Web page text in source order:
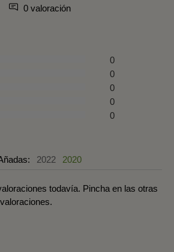
0 valoración
0
0
0
0
0
2022 2020
todavía. Pincha en las otras